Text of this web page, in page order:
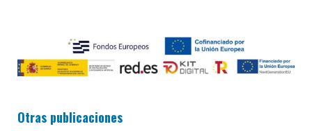
Otras publicaciones